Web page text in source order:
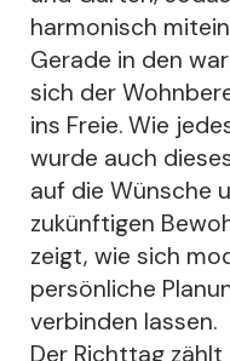
harmonisch
Gerade in den
sich der
ins Freie. Wie
wurde auch
auf die Wünsche
zukünftigen
zeigt, wie sich
persönliche
verbinden lassen.
Der Richttag